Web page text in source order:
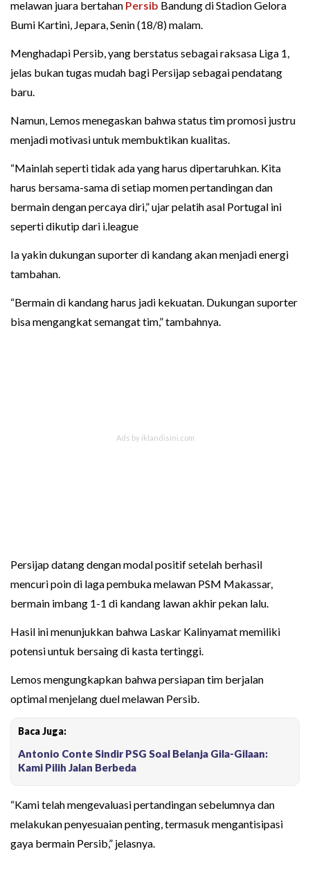
melawan juara bertahan Persib Bandung di Stadion Gelora
Bumi Kartini, Jepara, Senin (18/8) malam.
Menghadapi Persib, yang berstatus sebagai raksasa Liga 1,
jelas bukan tugas mudah bagi Persijap sebagai pendatang
baru.
Namun, Lemos menegaskan bahwa status tim promosi justru
menjadi motivasi untuk membuktikan kualitas.
“Mainlah seperti tidak ada yang harus dipertaruhkan. Kita
harus bersama-sama di setiap momen pertandingan dan
bermain dengan percaya diri,” ujar pelatih asal Portugal ini
seperti dikutip dari i.league
Ia yakin dukungan suporter di kandang akan menjadi energi
tambahan.
“Bermain di kandang harus jadi kekuatan. Dukungan suporter
bisa mengangkat semangat tim,” tambahnya.
Persijap datang dengan modal positif setelah berhasil
mencuri poin di laga pembuka melawan PSM Makassar,
bermain imbang 1-1 di kandang lawan akhir pekan lalu.
Hasil ini menunjukkan bahwa Laskar Kalinyamat memiliki
potensi untuk bersaing di kasta tertinggi.
Lemos mengungkapkan bahwa persiapan tim berjalan
optimal menjelang duel melawan Persib.
Baca Juga:
Antonio Conte Sindir PSG Soal Belanja Gila-Gilaan:
Kami Pilih Jalan Berbeda
“Kami telah mengevaluasi pertandingan sebelumnya dan
melakukan penyesuaian penting, termasuk mengantisipasi
gaya bermain Persib,” jelasnya.